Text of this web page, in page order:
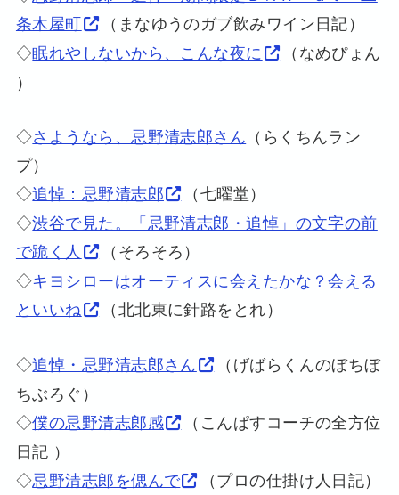
条木屋町
（まなゆうのガブ飲みワイン日記）
◇眠れやしないから、こんな夜に
（なめぴょん
）
◇さようなら、忌野清志郎さん （らくちんラン
プ）
◇追悼：忌野清志郎
（七曜堂）
◇渋谷で見た。「忌野清志郎・追悼」の文字の前
で跪く人
（そろそろ）
◇キヨシローはオーティスに会えたかな？会える
といいね
（北北東に針路をとれ）
◇追悼・忌野清志郎さん
（げばらくんのぼちぼ
ちぶろぐ）
◇僕の忌野清志郎感
（こんぱすコーチの全方位
日記 ）
◇忌野清志郎を偲んで
（プロの仕掛け人日記）